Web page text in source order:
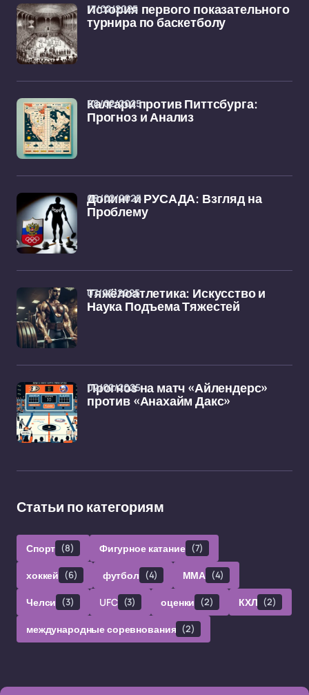
История первого показательного
турнира по баскетболу
17/02/2025
Калгари против Питтсбурга:
Прогноз и Анализ
08/02/2025
Допинг и РУСАДА: Взгляд на
Проблему
08/02/2025
Тяжёлоатлетика: Искусство и
Наука Подъема Тяжестей
07/02/2025
Прогноз на матч «Айлендерс»
против «Анахайм Дакс»
02/02/2025
Статьи по категориям
Спорт (8) Фигурное катание (7)
хоккей (6) футбол (4) ММА (4)
Челси (3) UFC (3) оценки (2) КХЛ (2)
международные соревнования (2)